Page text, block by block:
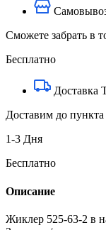
Сможете забрать в
Бесплатно
Доставка
Доставим до
1-3 Дня
Бесплатно
Описание
Жиклер 525-63-2 в